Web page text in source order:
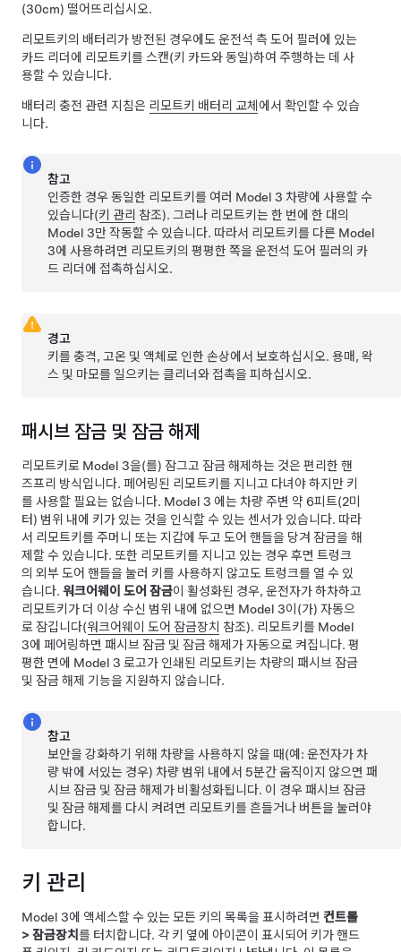
(30cm) 떨어뜨리십시오.
리모트키의 배터리가 방전된 경우에도 운전석 측 도어 필러에 있는
카드 리더에 리모트키를 스캔(키 카드와 동일)하여 주행하는 데 사
용할 수 있습니다.
배터리 충전 관련 지침은 리모트키 배터리 교체 에서 확인할 수 있습
니다.
참고
인증한 경우 동일한 리모트키를 여러 Model 3 차량에 사용할 수
있습니다(키 관리 참조). 그러나 리모트키는 한 번에 한 대의
Model 3만 작동할 수 있습니다. 따라서 리모트키를 다른 Model
3에 사용하려면 리모트키의 평평한 쪽을 운전석 도어 필러의 카
드 리더에 접촉하십시오.
경고
키를 충격, 고온 및 액체로 인한 손상에서 보호하십시오. 용매, 왁
스 및 마모를 일으키는 클리너와 접촉을 피하십시오.
패시브 잠금 및 잠금 해제
리모트키로 Model 3을(를) 잠그고 잠금 해제하는 것은 편리한 핸
즈프리 방식입니다. 페어링된 리모트키를 지니고 다녀야 하지만 키
를 사용할 필요는 없습니다. Model 3 에는 차량 주변 약 6피트(2미
터) 범위 내에 키가 있는 것을 인식할 수 있는 센서가 있습니다. 따라
서 리모트키를 주머니 또는 지갑에 두고 도어 핸들을 당겨 잠금을 해
제할 수 있습니다. 또한 리모트키를 지니고 있는 경우후면 트렁크
의 외부 도어 핸들을 눌러 키를 사용하지 않고도 트렁크를 열 수 있
습니다. 워크어웨이 도어 잠금이 활성화된 경우, 운전자가 하차하고
리모트키가 더 이상 수신 범위 내에 없으면 Model 3이(가) 자동으
로 잠깁니다(워크어웨이 도어 잠금장치 참조). 리모트키를 Model
3에 페어링하면 패시브 잠금 및 잠금 해제가 자동으로 켜집니다. 평
평한 면에 Model 3 로고가 인쇄된 리모트키는 차량의 패시브 잠금
및 잠금 해제 기능을 지원하지 않습니다.
참고
보안을 강화하기 위해 차량을 사용하지 않을 때(예: 운전자가 차
량 밖에 서있는 경우) 차량 범위 내에서 5분간 움직이지 않으면 패
시브 잠금 및 잠금 해제가 비활성화됩니다. 이 경우 패시브 잠금
및 잠금 해제를 다시 켜려면 리모트키를 흔들거나 버튼을 눌러야
합니다.
키 관리
Model 3에 액세스할 수 있는 모든 키의 목록을 표시하려면 컨트롤
> 잠금장치 를 터치합니다. 각 키 옆에 아이콘이 표시되어 키가 핸드